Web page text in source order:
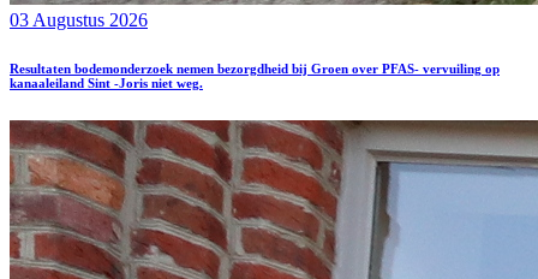
03 Augustus 2026
Resultaten bodemonderzoek nemen bezorgdheid bij Groen over PFAS- vervuiling op
kanaaleiland Sint -Joris niet weg.